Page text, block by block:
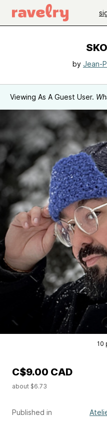
by Jean-
Viewing As A Guest User.
10
Published in
C$9.00 CAD
about $6.73